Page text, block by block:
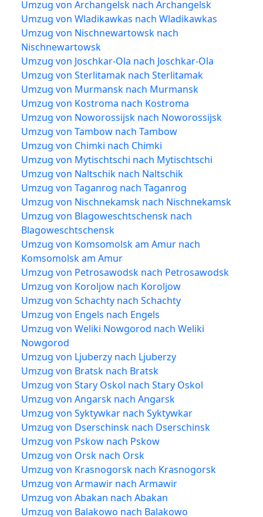
Umzug von Archangelsk nach Archangelsk
Umzug von Wladikawkas nach Wladikawkas
Umzug von Nischnewartowsk nach
Nischnewartowsk
Umzug von Joschkar-Ola nach Joschkar-Ola
Umzug von Sterlitamak nach Sterlitamak
Umzug von Murmansk nach Murmansk
Umzug von Kostroma nach Kostroma
Umzug von Noworossijsk nach Noworossijsk
Umzug von Tambow nach Tambow
Umzug von Chimki nach Chimki
Umzug von Mytischtschi nach Mytischtschi
Umzug von Naltschik nach Naltschik
Umzug von Taganrog nach Taganrog
Umzug von Nischnekamsk nach Nischnekamsk
Umzug von Blagoweschtschensk nach
Blagoweschtschensk
Umzug von Komsomolsk am Amur nach
Komsomolsk am Amur
Umzug von Petrosawodsk nach Petrosawodsk
Umzug von Koroljow nach Koroljow
Umzug von Schachty nach Schachty
Umzug von Engels nach Engels
Umzug von Weliki Nowgorod nach Weliki
Nowgorod
Umzug von Ljuberzy nach Ljuberzy
Umzug von Bratsk nach Bratsk
Umzug von Stary Oskol nach Stary Oskol
Umzug von Angarsk nach Angarsk
Umzug von Syktywkar nach Syktywkar
Umzug von Dserschinsk nach Dserschinsk
Umzug von Pskow nach Pskow
Umzug von Orsk nach Orsk
Umzug von Krasnogorsk nach Krasnogorsk
Umzug von Armawir nach Armawir
Umzug von Abakan nach Abakan
Umzug von Balakowo nach Balakowo